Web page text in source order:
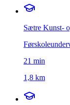
Sætre Kunst-
21 min
1,8 km